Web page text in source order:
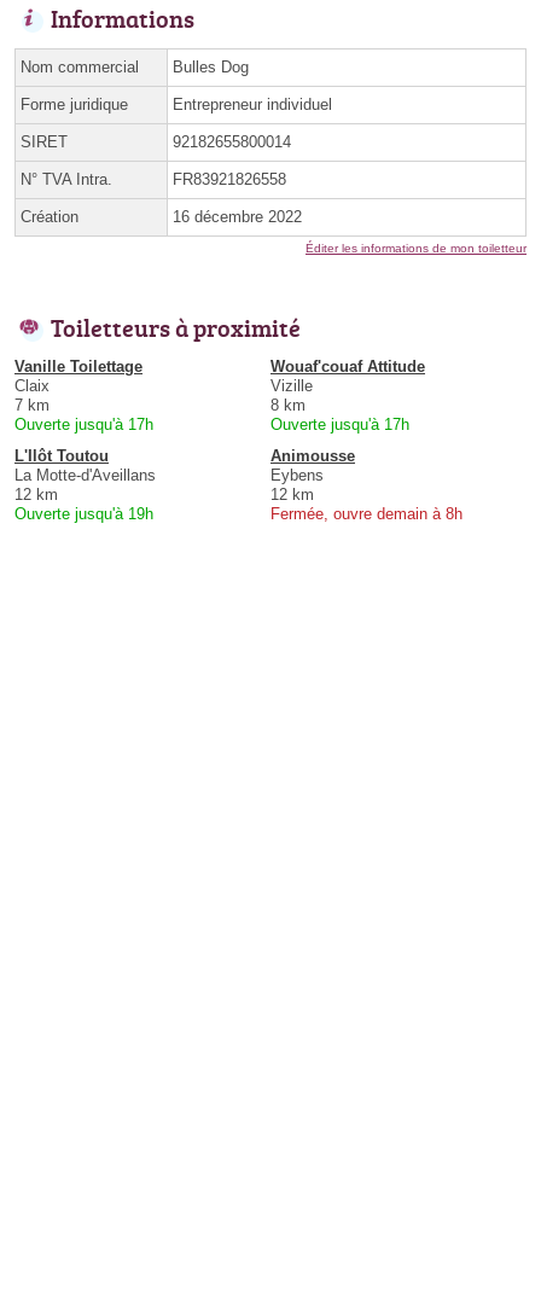
Informations
Nom commercial Bulles Dog
Forme juridique Entrepreneur individuel
SIRET 92182655800014
N° TVA Intra. FR83921826558
Création 16 décembre 2022
Éditer les informations de mon toiletteur
Toiletteurs à proximité
Vanille Toilettage
Claix
7 km
Ouverte jusqu'à 17h
Wouaf'couaf Attitude
Vizille
8 km
Ouverte jusqu'à 17h
L'Ilôt Toutou
La Motte-d'Aveillans
12 km
Ouverte jusqu'à 19h
Animousse
Eybens
12 km
Fermée, ouvre demain à 8h